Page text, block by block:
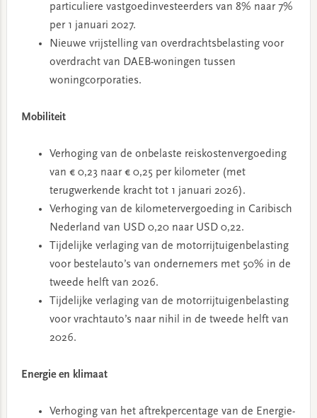
particuliere vastgoedinvesteerders van 8% naar 7%
per 1 januari 2027.
Nieuwe vrijstelling van overdrachtsbelasting voor
overdracht van DAEB-woningen tussen
woningcorporaties.
Mobiliteit
Verhoging van de onbelaste reiskostenvergoeding
van € 0,23 naar € 0,25 per kilometer (met
terugwerkende kracht tot 1 januari 2026).
Verhoging van de kilometervergoeding in Caribisch
Nederland van USD 0,20 naar USD 0,22.
Tijdelijke verlaging van de motorrijtuigenbelasting
voor bestelauto’s van ondernemers met 50% in de
tweede helft van 2026.
Tijdelijke verlaging van de motorrijtuigenbelasting
voor vrachtauto’s naar nihil in de tweede helft van
2026.
Energie en klimaat
Verhoging van het aftrekpercentage van de Energie-